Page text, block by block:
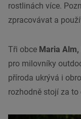
rostlinách více.
zpracovávat a
Tři obce Maria Alm,
pro milovníky
příroda ukrývá i
rozhodně stojí za to